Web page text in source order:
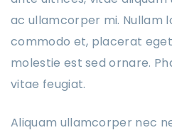
ac ullamcorper mi. Nullam
commodo et, placerat
molestie est sed ornare.
vitae feugiat.
Aliquam ullamcorper nec